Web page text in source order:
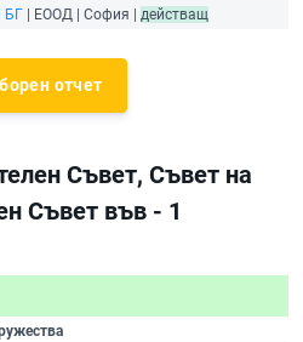
БГ | ЕООД | София | действащ
отчет
Съвет, Съвет на
Съвет във - 1